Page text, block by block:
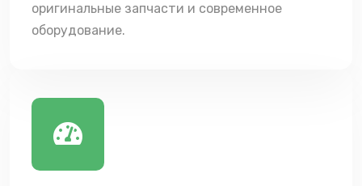
оригинальные запчасти и современное
оборудование.